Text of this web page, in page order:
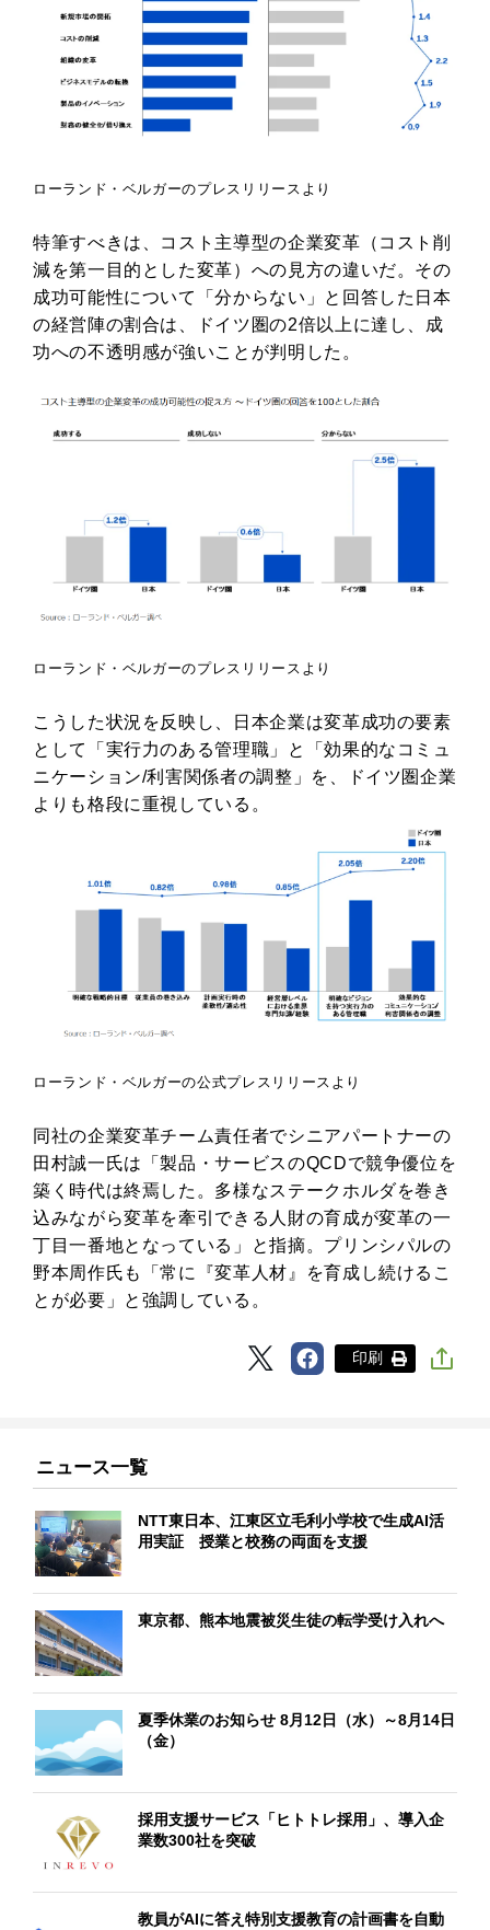
ローランド・ベルガーのプレスリリースより
特筆すべきは、コスト主導型の企業変革（コスト削
減を第一目的とした変革）への見方の違いだ。その
成功可能性について「分からない」と回答した日本
の経営陣の割合は、ドイツ圏の2倍以上に達し、成
功への不透明感が強いことが判明した。
ローランド・ベルガーのプレスリリースより
こうした状況を反映し、日本企業は変革成功の要素
として「実行力のある管理職」と「効果的なコミュ
ニケーション/利害関係者の調整」を、ドイツ圏企業
よりも格段に重視している。
ローランド・ベルガーの公式プレスリリースより
同社の企業変革チーム責任者でシニアパートナーの
田村誠一氏は「製品・サービスのQCDで競争優位を
築く時代は終焉した。多様なステークホルダを巻き
込みながら変革を牽引できる人財の育成が変革の一
丁目一番地となっている」と指摘。プリンシパルの
野本周作氏も「常に『変革人材』を育成し続けるこ
とが必要」と強調している。
印刷
ニュース一覧
NTT東日本、江東区立毛利小学校で生成AI活
用実証 授業と校務の両面を支援
東京都、熊本地震被災生徒の転学受け入れへ
夏季休業のお知らせ 8月12日（水）～8月14日
（金）
採用支援サービス「ヒトトレ採用」、導入企
業数300社を突破
教員がAIに答え特別支援教育の計画書を自動